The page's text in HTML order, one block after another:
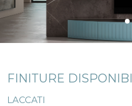
FINITURE
LACCATI